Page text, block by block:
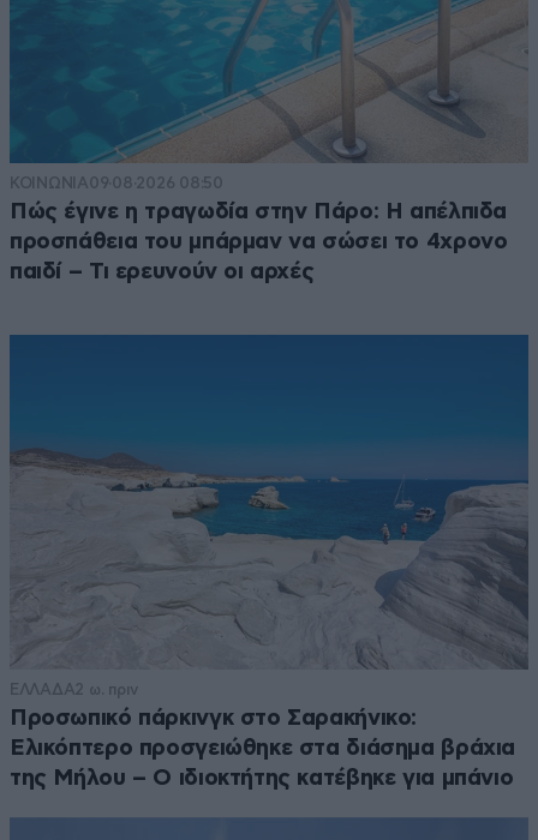
ΚΟΙΝΩΝΙΑ09·08·2026 08:50
Πώς έγινε η τραγωδία στην Πάρο: Η απέλπιδα
προσπάθεια του μπάρμαν να σώσει το 4χρονο
παιδί – Τι ερευνούν οι αρχές
ΕΛΛΑΔΑ2 ω. πριν
Προσωπικό πάρκινγκ στο Σαρακήνικο:
Ελικόπτερο προσγειώθηκε στα διάσημα βράχια
της Μήλου – Ο ιδιοκτήτης κατέβηκε για μπάνιο